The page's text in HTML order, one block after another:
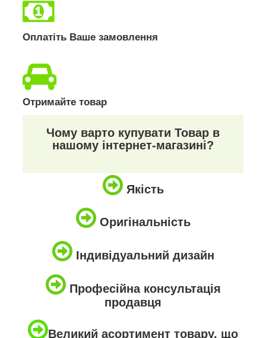
Оплатіть Ваше замовлення
Отримайте товар
Чому варто купувати Товар в
нашому інтернет-магазині?
Якість
Оригінальність
Індивідуальний дизайн
Професійна консультація
продавця
Великий асортимент товару, що